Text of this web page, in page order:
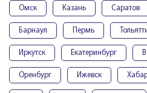
Омск Казань Саратов
Барнаул Пермь
Иркутск Екатеринбург
Оренбург Ижевск